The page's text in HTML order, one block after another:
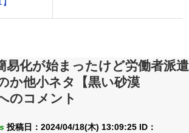
易化が始まったけど労働者派遣
か他小ネタ【黒い砂漠
のコメント
投稿日：2024/04/18(木) 13:09:25 ID：